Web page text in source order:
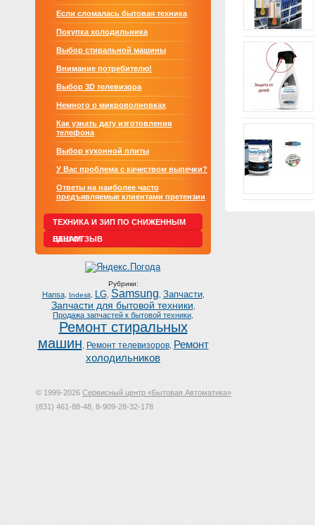
Если сломалась бытовая техника
Покупка холодильника
Выбор стиральной машины
Внимание потребителю!
Выбор 3D телевизора
Немного о микроволновках
Как узнать дату изготовления
телефона
Выбор кухонной плиты
У Вас проблема с качеством выпечки?
Ответы на наиболее часто
предъявляемые клиентами претензии
ТЕХНИКА И ЗИП ПО СНИЖЕННЫМ
ЦЕНАМ
ВАШ ОТЗЫВ
Рубрики:
Hansa, Indesit, LG, Samsung Запчасти,
Запчасти для бытовой техники
Продажа запчастей к бытовой техники
Ремонт стиральных
машин
Ремонт телевизоров,
Ремонт
холодильников
© 1999-2026 Сервисный центр «Бытовая Автоматика»
(831) 461-88-48, 8-909-28-32-178